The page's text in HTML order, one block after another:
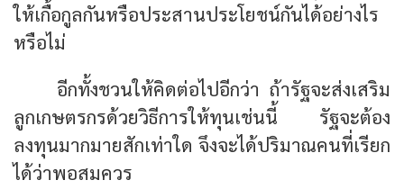
ให้เกื้อกูลกันหรือประสานประโยชน์กันได้อย่างไร
หรือไม่
อีกทั้งชวนให้คิดต่อไปอีกว่า ถ้ารัฐจะส่งเสริม
ลูกเกษตรกรด้วยวิธีการให้ทุนเช่นนี้ รัฐจะต้อง
ลงทุนมากมายสักเท่าใด จึงจะได้ปริมาณคนที่เรียก
ได้ว่าพอสมควร